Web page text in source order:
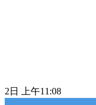
2日 上午11:08